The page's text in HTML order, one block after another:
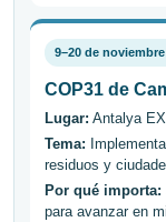
9–20 de
COP31 de
Lugar: Antalya
Tema:
residuos y
Por qué importa:
para avanzar en